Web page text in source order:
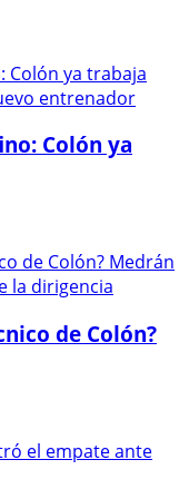
Colón ya
de Colón?